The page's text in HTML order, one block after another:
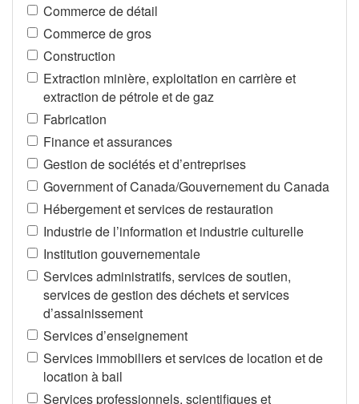
Commerce de détail
Commerce de gros
Construction
Extraction minière, exploitation en carrière et
extraction de pétrole et de gaz
Fabrication
Finance et assurances
Gestion de sociétés et d’entreprises
Government of Canada/Gouvernement du Canada
Hébergement et services de restauration
Industrie de l’information et industrie culturelle
Institution gouvernementale
Services administratifs, services de soutien,
services de gestion des déchets et services
d’assainissement
Services d’enseignement
Services immobiliers et services de location et de
location à bail
Services professionnels, scientifiques et